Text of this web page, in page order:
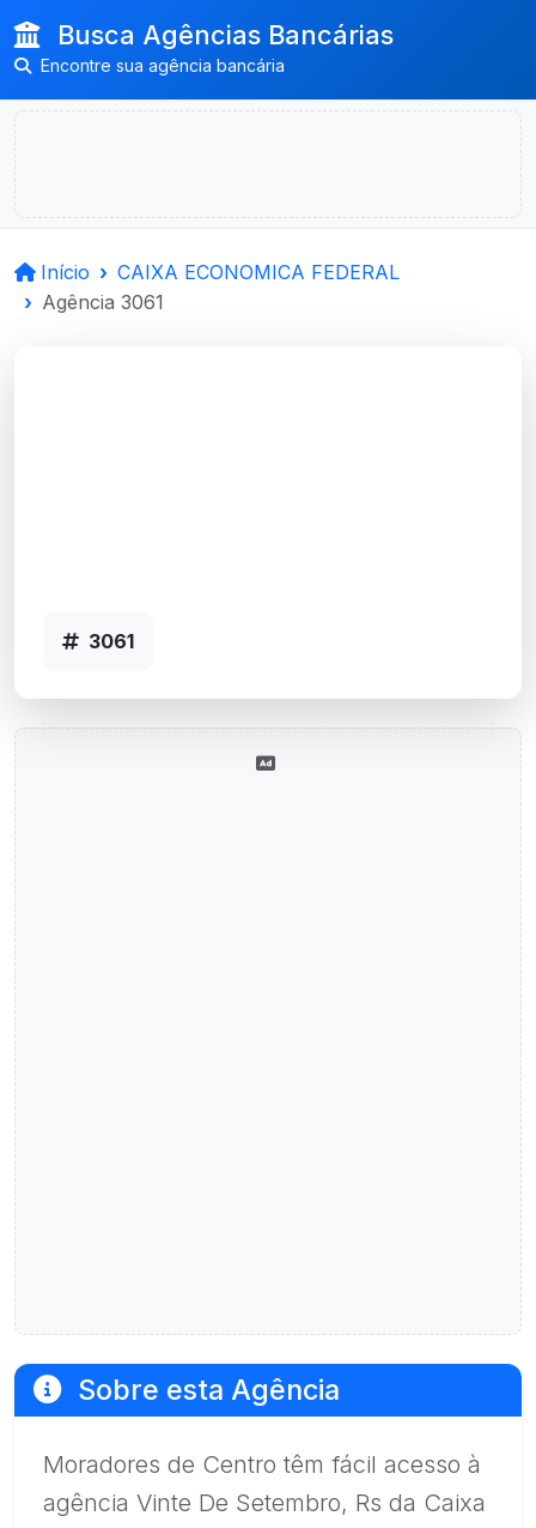
Busca Agências Bancárias
Encontre sua agência bancária
Início
CAIXA ECONOMICA FEDERAL
Agência 3061
3061
Sobre esta Agência
Moradores de Centro têm fácil acesso à
agência Vinte De Setembro, Rs da Caixa